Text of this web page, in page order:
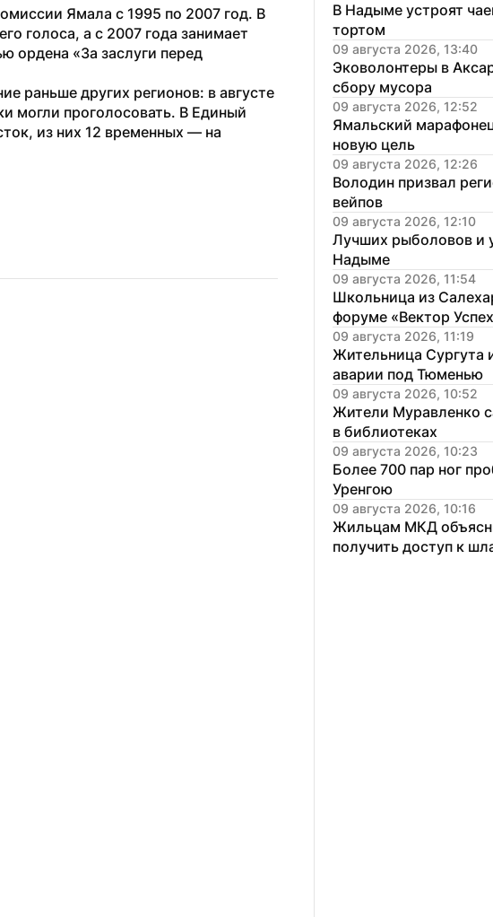
Ямала с 1995 по 2007 год. В
голоса, а с 2007 года занимает
ордена «За заслуги перед
раньше других регионов: в августе
могли проголосовать. В Единый
из них 12 временных — на
В Надыме устроят
тортом
09 августа 2026, 13:40
Эковолонтеры в
сбору мусора
09 августа 2026, 12:52
Ямальский
новую цель
09 августа 2026, 12:26
Володин призвал
вейпов
09 августа 2026, 12:10
Лучших рыболовов и
Надыме
09 августа 2026, 11:54
Школьница из
форуме «Вектор
09 августа 2026, 11:19
Жительница Сургута
аварии под Тюменью
09 августа 2026, 10:52
Жители Муравленко
в библиотеках
09 августа 2026, 10:23
Более 700 пар ног
Уренгою
09 августа 2026, 10:16
Жильцам МКД
получить доступ к